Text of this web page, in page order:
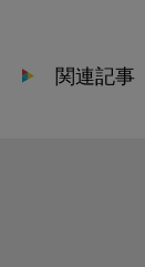
関連記事